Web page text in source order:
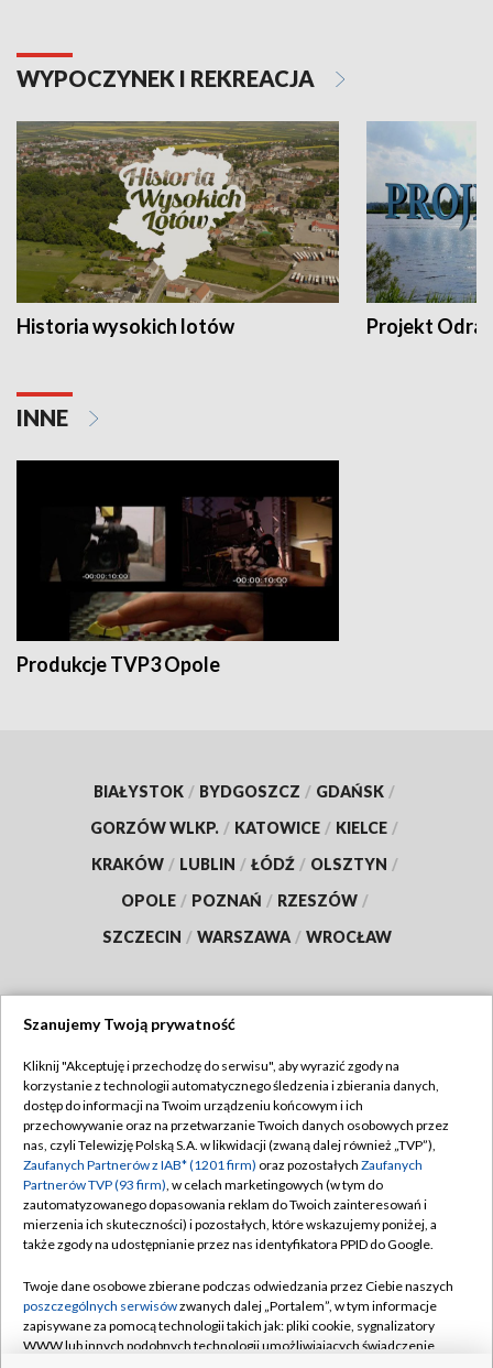
WYPOCZYNEK I REKREACJA
Historia wysokich lotów Projekt Odra
INNE
Produkcje TVP3 Opole
BIAŁYSTOK / BYDGOSZCZ / GDAŃSK /
GORZÓW WLKP. / KATOWICE / KIELCE /
KRAKÓW / LUBLIN / ŁÓDŹ / OLSZTYN /
OPOLE / POZNAŃ / RZESZÓW /
SZCZECIN / WARSZAWA / WROCŁAW
TVP
Abonament TVP
Emisja w TVP
Centrum informacji TVP
Naziemna Telewizja Cyfrowa
Rada Programowa
System NOS
Regulamin TVP
Polityka prywatności
Moje zgody
Pomoc
Kontakt
Szanujemy Twoją prywatność
Kliknij "Akceptuję i przechodzę do serwisu", aby wyrazić zgody na
korzystanie z technologii automatycznego śledzenia i zbierania danych,
dostęp do informacji na Twoim urządzeniu końcowym i ich
przechowywanie oraz na przetwarzanie Twoich danych osobowych przez
nas, czyli Telewizję Polską S.A. w likwidacji (zwaną dalej również „TVP”),
Zaufanych Partnerów z IAB* (1201 firm) oraz pozostałych Zaufanych
Partnerów TVP (93 firm), w celach marketingowych (w tym do
zautomatyzowanego dopasowania reklam do Twoich zainteresowań i
mierzenia ich skuteczności) i pozostałych, które wskazujemy poniżej, a
także zgody na udostępnianie przez nas identyfikatora PPID do Google.
Twoje dane osobowe zbierane podczas odwiedzania przez Ciebie naszych
poszczególnych serwisówzwanych dalej „Portalem”, w tym informacje
zapisywane za pomocą technologii takich jak: pliki cookie, sygnalizatory
WWW lub innych podobnych technologii umożliwiających świadczenie